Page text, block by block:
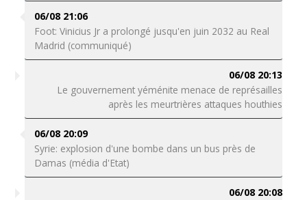
06/08 21:06
Foot: Vinicius Jr a prolongé jusqu'en juin 2032 au Real
Madrid (communiqué)
06/08 20:13
Le gouvernement yéménite menace de représailles
après les meurtrières attaques houthies
06/08 20:09
Syrie: explosion d'une bombe dans un bus près de
Damas (média d'Etat)
06/08 20:08